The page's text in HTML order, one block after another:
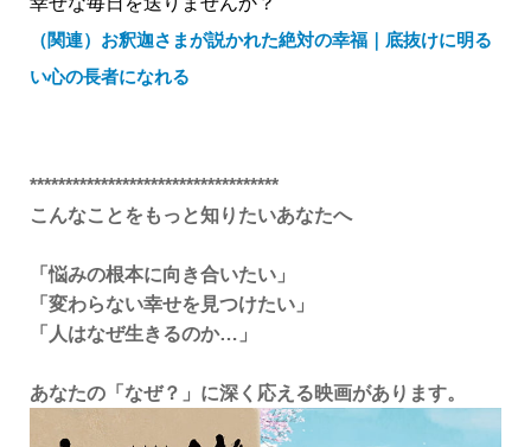
（関連）お釈迦さまが説かれた絶対の幸福｜底抜けに明る
い心の長者になれる
***********************************
こんなことをもっと知りたいあなたへ
「悩みの根本に向き合いたい」
「変わらない幸せを見つけたい」
「人はなぜ生きるのか…」
あなたの「なぜ？」に深く応える映画があります。